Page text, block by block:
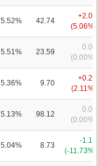
5.52% 42.74
+2.06
(5.06%)
5.51% 23.59
0.00
(0.00%)
5.36% 9.70
+0.20
(2.11%)
5.13% 98.12
0.00
(0.00%)
5.04% 8.73
-1.16
(-11.73%)